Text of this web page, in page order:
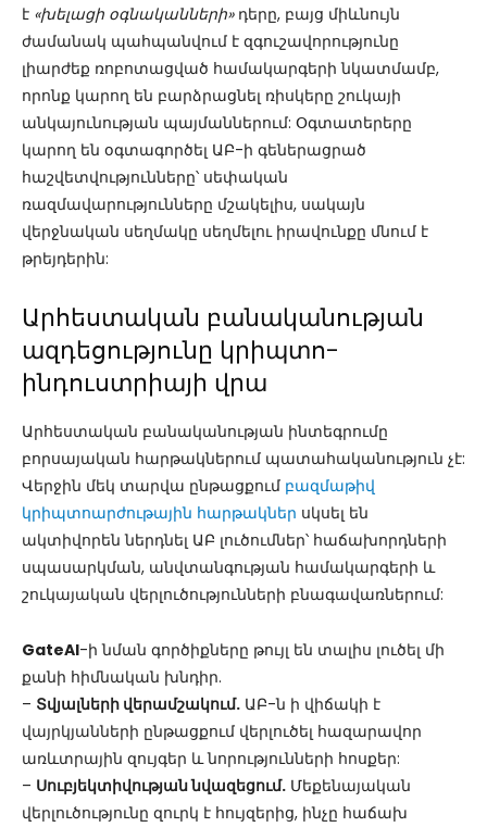
է «խելացի օգնականների»դերը, բայց միևնույն
ժամանակ պահպանվում է զգուշավորությունը
լիարժեք ռոբոտացված համակարգերի նկատմամբ,
որոնք կարող են բարձրացնել ռիսկերը շուկայի
անկայունության պայմաններում: Օգտատերերը
կարող են օգտագործել ԱԲ-ի գեներացրած
հաշվետվությունները՝ սեփական
ռազմավարությունները մշակելիս, սակայն
վերջնական սեղմակը սեղմելու իրավունքը մնում է
թրեյդերին:
Արհեստական բանականության
ազդեցությունը կրիպտո-
ինդուստրիայի վրա
Արհեստական բանականության ինտեգրումը
բորսայական հարթակներում պատահականություն չէ:
Վերջին մեկ տարվա ընթացքում բազմաթիվ
կրիպտոարժութային հարթակներ սկսել են
ակտիվորեն ներդնել ԱԲ լուծումներ՝ հաճախորդների
սպասարկման, անվտանգության համակարգերի և
շուկայական վերլուծությունների բնագավառներում:
GateAI-ի նման գործիքները թույլ են տալիս լուծել մի
քանի հիմնական խնդիր.
– Տվյալների վերամշակում. ԱԲ-ն ի վիճակի է
վայրկյանների ընթացքում վերլուծել հազարավոր
առևտրային զույգեր և նորությունների հոսքեր:
– Սուբյեկտիվության նվազեցում. Մեքենայական
վերլուծությունը զուրկ է հույզերից, ինչը հաճախ